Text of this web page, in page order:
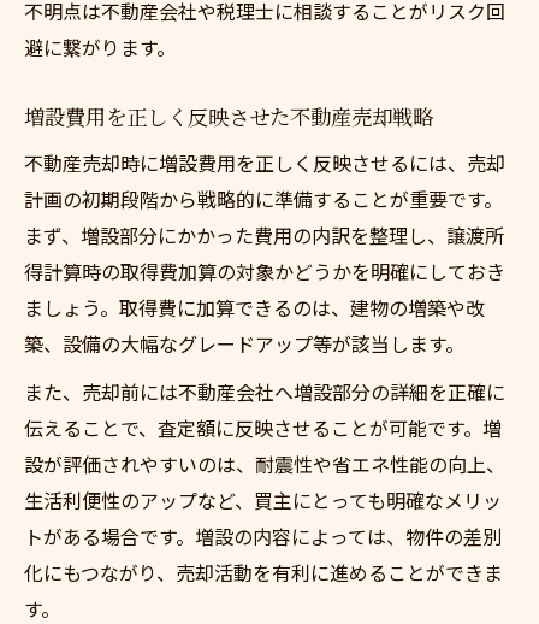
不明点は不動産会社や税理士に相談することがリスク回
避に繋がります。
増設費用を正しく反映させた不動産売却戦略
不動産売却時に増設費用を正しく反映させるには、売却
計画の初期段階から戦略的に準備することが重要です。
まず、増設部分にかかった費用の内訳を整理し、譲渡所
得計算時の取得費加算の対象かどうかを明確にしておき
ましょう。取得費に加算できるのは、建物の増築や改
築、設備の大幅なグレードアップ等が該当します。
また、売却前には不動産会社へ増設部分の詳細を正確に
伝えることで、査定額に反映させることが可能です。増
設が評価されやすいのは、耐震性や省エネ性能の向上、
生活利便性のアップなど、買主にとっても明確なメリッ
トがある場合です。増設の内容によっては、物件の差別
化にもつながり、売却活動を有利に進めることができま
す。